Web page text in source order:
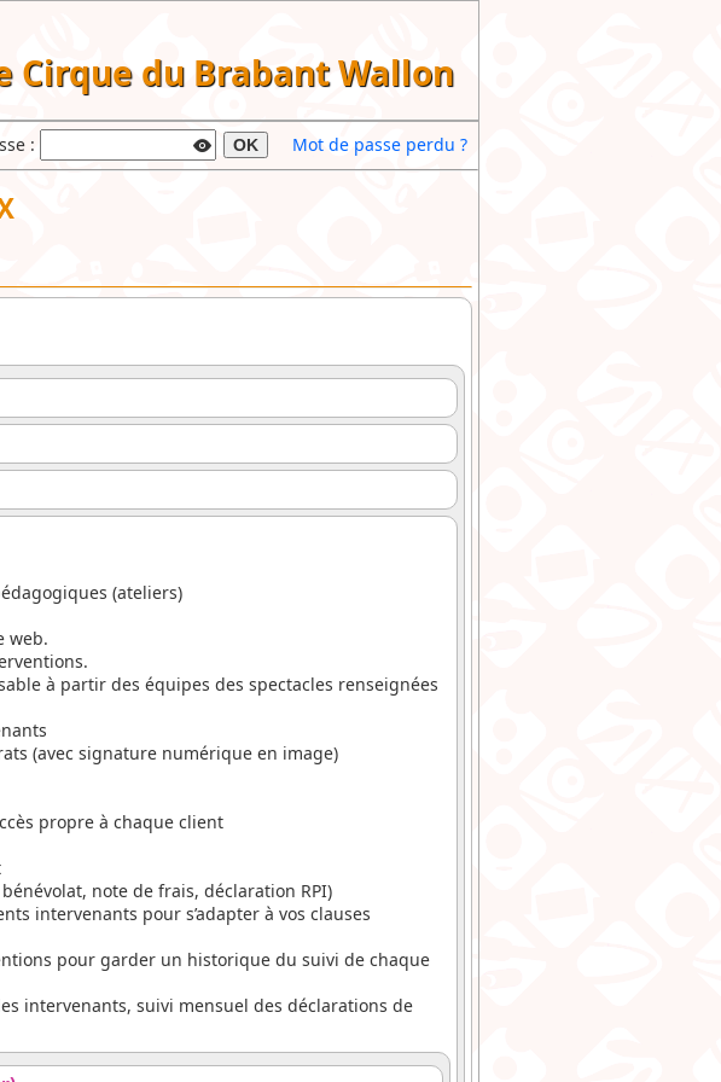
Cirque du Brabant Wallon
: OK Mot de passe perdu ?
(ateliers)
web.
à partir des équipes des spectacles renseignées
(avec signature numérique en image)
propre à chaque client
note de frais, déclaration RPI)
intervenants pour s’adapter à vos clauses
pour garder un historique du suivi de chaque
intervenants, suivi mensuel des déclarations de